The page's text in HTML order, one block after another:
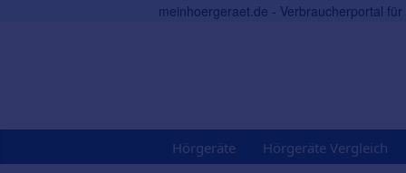
meinhoergeraet.de - Verbraucherportal
Hörgeräte Hörgeräte Vergleich